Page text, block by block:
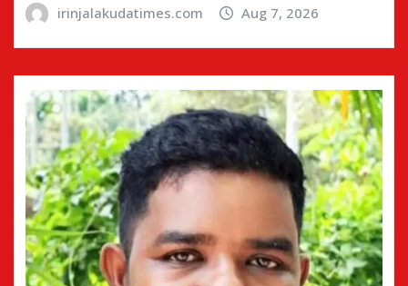
irinjalakudatimes.com Aug 7, 2026